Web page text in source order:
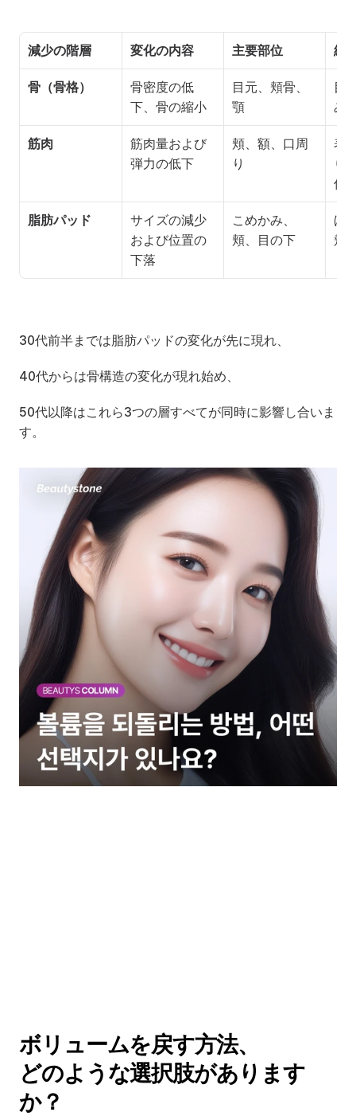
減少の階層 変化の内容 主要部位 結
骨（骨格）
骨密度の低
下、骨の縮小
目元、頬骨、
顎
目
み
筋肉
筋肉量および
弾力の低下
頬、額、口周
り
表
り
低
脂肪パッド
サイズの減少
および位置の
下落
こめかみ、
頬、目の下
ほ
頬
30代前半までは脂肪パッドの変化が先に現れ、
40代からは骨構造の変化が現れ始め、
50代以降はこれら3つの層すべてが同時に影響し合いま
す。
ボリュームを戻す方法、
どのような選択肢があります
か？